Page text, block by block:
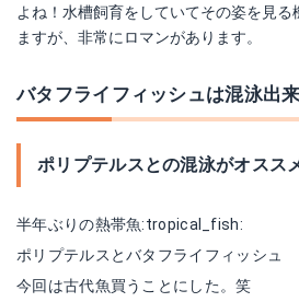
よね！水槽飼育をしていてその姿を見
ますが、非常にロマンがあります。
バタフライフィッシュは混泳出
ポリプテルスとの混泳がオスス
半年ぶりの熱帯魚:tropical_fish:
ポリプテルスとバタフライフィッシュ
今回は古代魚買うことにした。笑